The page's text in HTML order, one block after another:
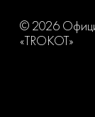
© 2026
«TROKOT»